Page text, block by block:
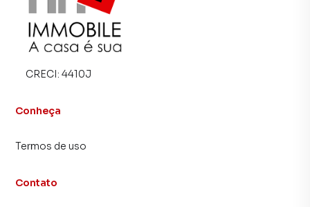
CRECI: 4410J
Conheça
Termos de uso
Contato